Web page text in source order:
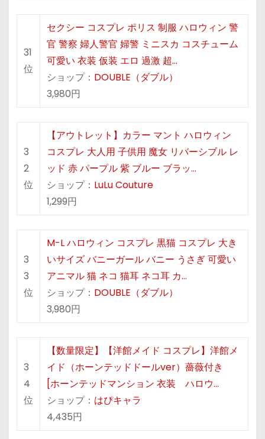
31
位
セクシー コスプレ ポリス 制服 ハロウィン 警
官 警察 婦人警官 婦警 ミニスカ コスチューム
可愛い 衣装 仮装 エロ 過激 超…
ショップ： DOUBLE（ダブル）
3,980円
3
2
位
【アウトレット】カラー マント ハロウィン
コスプレ 大人用 子供用 魔女 リバーシブル レ
ッド 赤 パープル 紫 ブルー ブラッ…
ショップ： LuLu Couture
1,299円
3
3
位
M-L ハロウィン コスプレ 黒猫 コスプレ 大き
いサイズ バニーガール バニー うさぎ 可愛い
アニマル 猫 ネコ 猫耳 ネコ耳 カ…
ショップ： DOUBLE（ダブル）
3,980円
3
4
位
【数量限定】【洋館メイド コスプレ】洋館メ
イド（ホーンテッドドールver）薔薇付き
[ホーンテッドマンション 衣装 ハロウ…
ショップ： はぴキャラ
4,435円